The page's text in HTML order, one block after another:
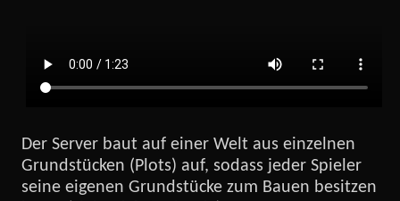
Der Server baut auf einer Welt aus einzelnen
Grundstücken (Plots) auf, sodass jeder Spieler
seine eigenen Grundstücke zum Bauen besitzen